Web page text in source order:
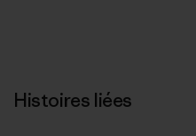
Histoires liées